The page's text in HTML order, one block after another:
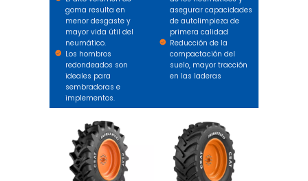
goma resulta en
menor desgaste y
mayor vida útil del
neumático.
Los hombros
redondeados son
ideales para
sembradoras e
implementos.
asegurar capacidades
de autolimpieza de
primera calidad
Reducción de la
compactación del
suelo, mayor tracción
en las laderas